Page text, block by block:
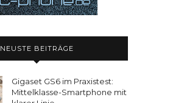
NEUSTE BEITRÄGE
Gigaset GS6 im Praxistest:
Mittelklasse-Smartphone mit